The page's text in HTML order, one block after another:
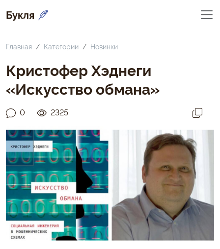
Букля
Главная Категории Новинки
Кристофер Хэднеги
«Искусство обмана»
0 2325